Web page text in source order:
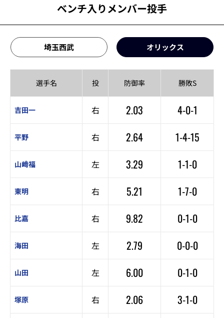
ベンチ入りメンバー投手
埼玉西武 オリックス
選手名 投 防御率 勝敗S
吉田一 右 2.03 4-0-1
平野 右 2.64 1-4-15
山﨑福 左 3.29 1-1-0
東明 右 5.21 1-7-0
比嘉 右 9.82 0-1-0
海田 左 2.79 0-0-0
山田 左 6.00 0-1-0
塚原 右 2.06 3-1-0